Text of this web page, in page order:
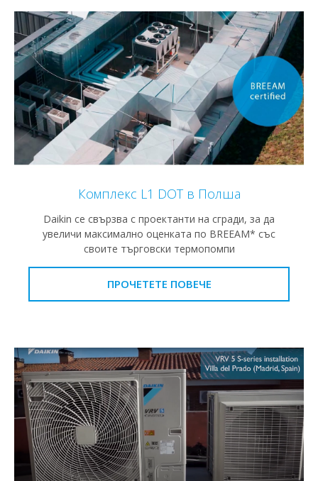
Комплекс L1 DOT в Полша
Daikin се свързва с проектанти на сгради, за да
увеличи максимално оценката по BREEAM* със
своите търговски термопомпи
ПРОЧЕТЕТЕ ПОВЕЧЕ